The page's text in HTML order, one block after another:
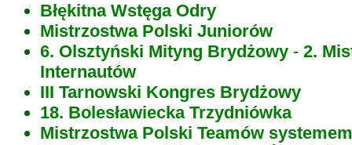
Błękitna Wstęga Odry
Mistrzostwa Polski Juniorów
6. Olsztyński Mityng Brydżowy - 2.
Internautów
III Tarnowski Kongres Brydżowy
18. Bolesławiecka Trzydniówka
Mistrzostwa Polski Teamów